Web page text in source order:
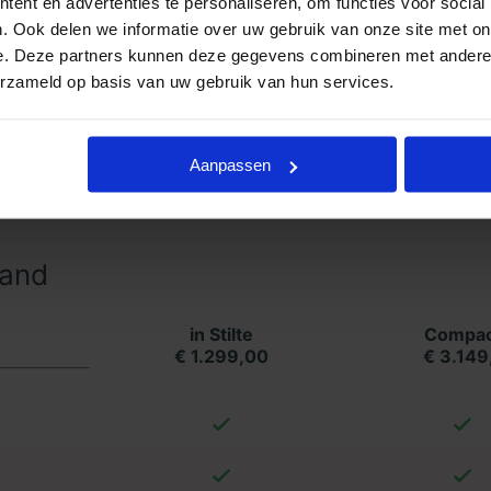
Ook delen we informatie over uw gebruik van onze site met
Deze partners kunnen deze gegevens combineren met
op basis van uw gebruik van hun services.
Aanpassen
, Crematie Compacten
kunt u kiezen uit Begrafenis Essentie,
. Zo weet u altijd waar u aan toe
transparante prijs.
ontvangen? Goedkope
u vrijblijvend contact met ons
in Stilte
€ 1.299,00
€